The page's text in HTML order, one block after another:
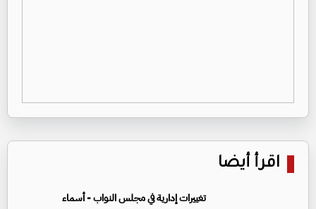
اقرأ أيضا
تغييرات إدارية في مجلس النواب - أسماء